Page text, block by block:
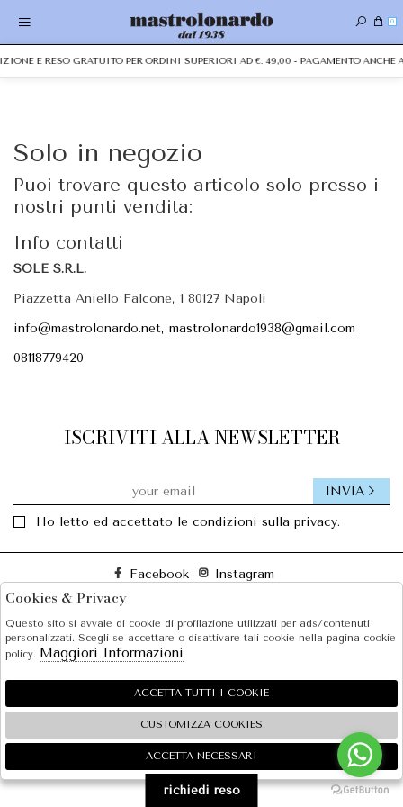
0
E RESO GRATUITO PER ORDINI SUPERIORI AD €. 49,00 - PAGAMENTO ANCHE
Solo in negozio
Puoi trovare questo articolo solo presso i
nostri punti vendita:
Info contatti
SOLE S.R.L.
Piazzetta Aniello Falcone, 1 80127 Napoli
info@mastrolonardo.net, mastrolonardo1938@gmail.com
08118779420
ISCRIVITI ALLA NEWSLETTER
Ho letto ed accettato le condizioni sulla privacy.
INVIA
Facebook Instagram
SOLE S.R.L.
SHOPPING
EXTRA
2026 SOLE S.R.L. - P.iva : 07456781215 Powered byAteliersocietàgruppo Zucchetti
🍪
richiedi reso
Cookies & Privacy
Questo sito si avvale di cookie di profilazione utilizzati per ads/contenuti
personalizzati. Scegli se accettare o disattivare tali cookie nella pagina cookie
policy. Maggiori Informazioni
ACCETTA TUTTI I COOKIE
CUSTOMIZZA COOKIES
ACCETTA NECESSARI